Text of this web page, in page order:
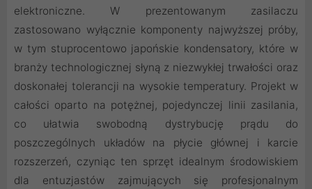
elektroniczne. W prezentowanym zasilaczu
zastosowano wyłącznie komponenty najwyższej próby,
w tym stuprocentowo japońskie kondensatory, które w
branży technologicznej słyną z niezwykłej trwałości oraz
doskonałej tolerancji na wysokie temperatury. Projekt w
całości oparto na potężnej, pojedynczej linii zasilania,
co ułatwia swobodną dystrybucję prądu do
poszczególnych układów na płycie głównej i karcie
rozszerzeń, czyniąc ten sprzęt idealnym środowiskiem
dla entuzjastów zajmujących się profesjonalnym